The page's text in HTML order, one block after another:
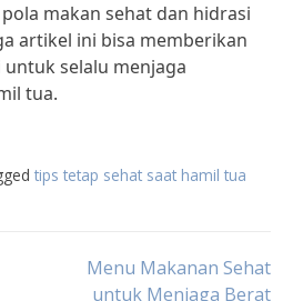
makan sehat dan hidrasi
artikel ini bisa memberikan
selalu menjaga
tua.
tips tetap sehat saat hamil tua
Menu Makanan Sehat
untuk Menjaga Berat